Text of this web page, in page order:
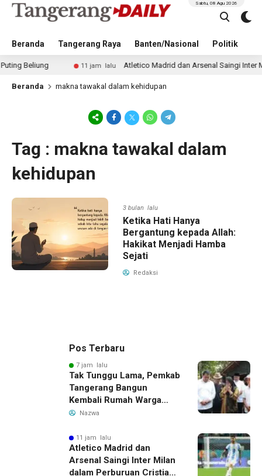
Beranda Tangerang Raya Banten/Nasional Politik
Sabtu, 08 Agu 2026
11 jam lalu Atletico Madrid dan Arsenal Saingi Inter Milan
Beranda makna tawakal dalam kehidupan
Tag : makna tawakal dalam
kehidupan
3 bulan lalu
Ketika Hati Hanya
Bergantung kepada Allah:
Hakikat Menjadi Hamba
Sejati
Redaksi
Pos Terbaru
7 jam lalu
Tak Tunggu Lama, Pemkab
Tangerang Bangun
Kembali Rumah Warga
yang Roboh Akibat Puting
Nazwa
11 jam lalu
Atletico Madrid dan
Arsenal Saingi Inter Milan
dalam Perburuan Cristian